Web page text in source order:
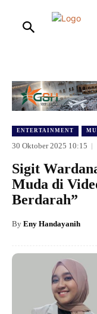
ENTERTAINMENT
30 Oktober 2025 10:15
Sigit
Muda di
Berdarah”
By Eny Handayanih